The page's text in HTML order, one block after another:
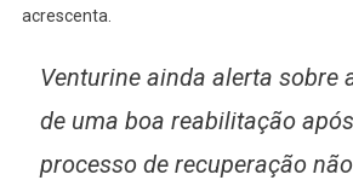
acrescenta.
Venturine ainda alerta sobre
de uma boa reabilitação
processo de recuperação